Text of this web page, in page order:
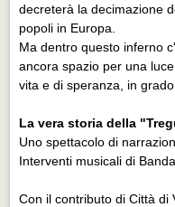
decreterà la decimazione
popoli in Europa.
Ma dentro questo inferno
ancora spazio per una
vita e di speranza, in
La vera storia della
Uno spettacolo di
Interventi musicali di
Con il contributo di Città di